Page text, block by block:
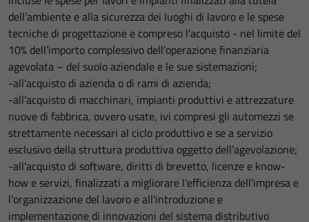
dell’ambiente e alla sicurezza dei luoghi di lavoro e le spese
tecniche di progettazione e compreso l’acquisto - nel limite del
10% dell’importo complessivo dell’operazione finanziaria
agevolata – del suolo aziendale e le sue sistemazioni;
-all'acquisto di azienda o di rami di azienda;
-all'acquisto di macchinari, impianti produttivi e attrezzature
nuove di fabbrica, ovvero usate, ivi compresi gli automezzi se
strettamente necessari al ciclo produttivo e se a servizio
esclusivo della struttura produttiva oggetto dell’agevolazione;
-all'acquisto di software, diritti di brevetto, licenze e know-
how e servizi, finalizzati a migliorare l'efficienza dell'impresa e
l’organizzazione del lavoro e all'introduzione e
implementazione di innovazioni del sistema distributivo